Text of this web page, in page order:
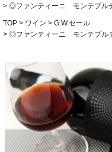
◎ファンティーニ モンテプル
TOP ワイン
G.W.セール
◎ファンティーニ モンテプル